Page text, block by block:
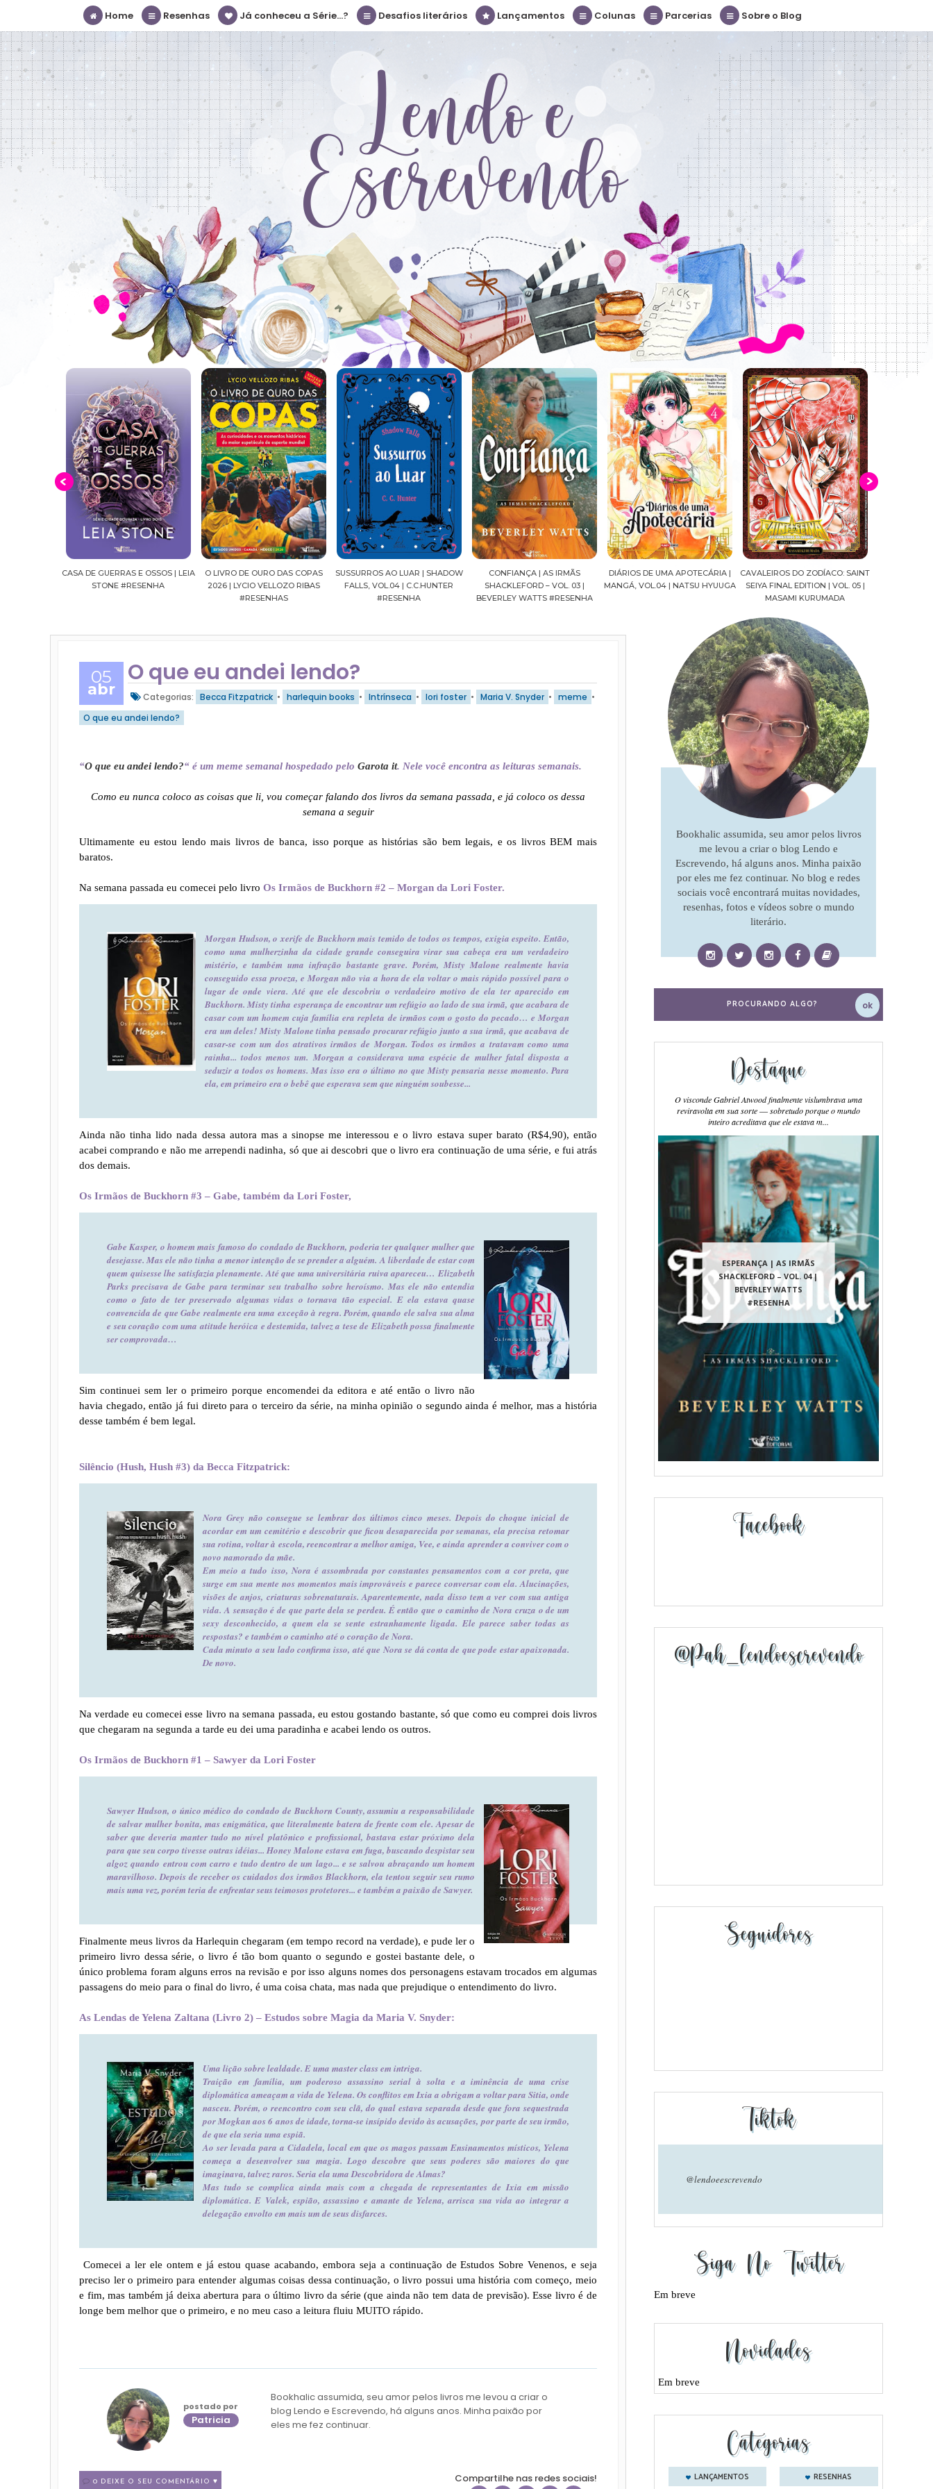
Home Resenhas Já conheceu a Série...? Desafios literários Lançamentos Colunas Parcerias Sobre o Blog
E OSSOS | LEIA
O LIVRO DE OURO DAS COPAS
2026 | LYCIO VELLOZO RIBAS
SUSSURROS AO LUAR | SHADOW
FALLS, VOL.04 | C.C.HUNTER
#RESENHA
CONFIANÇA | AS IRMÃS
SHACKLEFORD – VOL. 03 |
BEVERLEY WATTS #RESENHA
DIÁRIOS DE UMA APOTECÁRIA |
MANGÁ, VOL.04 | NATSU HYUUGA
CAVALEIROS DO ZODÍACO: SAINT
SEIYA FINAL EDITION | VOL. 05 |
CROWN OF WAR AND SHADOW |
J.R.WARD #RESENHA
05
abr
O que eu andei lendo?
Categorias: Becca Fitzpatrick • harlequin books • Intrínseca • lori foster • Maria V. Snyder • meme •
O que eu andei lendo?
“O que eu andei lendo?“ é um meme semanal hospedado pelo Garota it. Nele você encontra as leituras semanais.
Como eu nunca coloco as coisas que li, vou começar falando dos livros da semana passada, e já coloco os dessa
semana a seguir
Ultimamente eu estou lendo mais livros de banca, isso porque as histórias são bem legais, e os livros BEM mais
baratos.
Na semana passada eu comecei pelo livro Os Irmãos de Buckhorn #2 – Morgan da Lori Foster.
Morgan Hudson, o xerife de Buckhorn mais temido de todos os tempos, exigia espeito. Então,
como uma mulherzinha da cidade grande conseguira virar sua cabeça era um verdadeiro
mistério, e também uma infração bastante grave. Porém, Misty Malone realmente havia
conseguido essa proeza, e Morgan não via a hora de ela voltar o mais rápido possível para o
lugar de onde viera. Até que ele descobriu o verdadeiro motivo de ela ter aparecido em
Buckhorn. Misty tinha esperança de encontrar um refúgio ao lado de sua irmã, que acabara de
casar com um homem cuja família era repleta de irmãos com o gosto do pecado… e Morgan
era um deles! Misty Malone tinha pensado procurar refúgio junto a sua irmã, que acabava de
casar-se com um dos atrativos irmãos de Morgan. Todos os irmãos a tratavam como uma
rainha... todos menos um. Morgan a considerava uma espécie de mulher fatal disposta a
seduzir a todos os homens. Mas isso era o último no que Misty pensaria nesse momento. Para
ela, em primeiro era o bebê que esperava sem que ninguém soubesse...
Ainda não tinha lido nada dessa autora mas a sinopse me interessou e o livro estava super barato (R$4,90), então
acabei comprando e não me arrependi nadinha, só que ai descobri que o livro era continuação de uma série, e fui atrás
dos demais.
Os Irmãos de Buckhorn #3 – Gabe, também da Lori Foster,
Gabe Kasper, o homem mais famoso do condado de Buckhorn, poderia ter qualquer mulher que
desejasse. Mas ele não tinha a menor intenção de se prender a alguém. A liberdade de estar com
quem quisesse lhe satisfazia plenamente. Até que uma universitária ruiva apareceu… Elizabeth
Parks precisava de Gabe para terminar seu trabalho sobre heroísmo. Mas ele não entendia
como o fato de ter preservado algumas vidas o tornava tão especial. E ela estava quase
convencida de que Gabe realmente era uma exceção à regra. Porém, quando ele salva sua alma
e seu coração com uma atitude heróica e destemida, talvez a tese de Elizabeth possa finalmente
ser comprovada…
Sim continuei sem ler o primeiro porque encomendei da editora e até então o livro não
havia chegado, então já fui direto para o terceiro da série, na minha opinião o segundo ainda é melhor, mas a história
desse também é bem legal.
Silêncio (Hush, Hush #3) da Becca Fitzpatrick:
Nora Grey não consegue se lembrar dos últimos cinco meses. Depois do choque inicial de
acordar em um cemitério e descobrir que ficou desaparecida por semanas, ela precisa retomar
sua rotina, voltar à escola, reencontrar a melhor amiga, Vee, e ainda aprender a conviver com o
novo namorado da mãe.
Em meio a tudo isso, Nora é assombrada por constantes pensamentos com a cor preta, que
surge em sua mente nos momentos mais improváveis e parece conversar com ela. Alucinações,
visões de anjos, criaturas sobrenaturais. Aparentemente, nada disso tem a ver com sua antiga
vida. A sensação é de que parte dela se perdeu. É então que o caminho de Nora cruza o de um
sexy desconhecido, a quem ela se sente estranhamente ligada. Ele parece saber todas as
respostas? e também o caminho até o coração de Nora.
Cada minuto a seu lado confirma isso, até que Nora se dá conta de que pode estar apaixonada.
De novo.
Na verdade eu comecei esse livro na semana passada, eu estou gostando bastante, só que como eu comprei dois livros
que chegaram na segunda a tarde eu dei uma paradinha e acabei lendo os outros.
Os Irmãos de Buckhorn #1 – Sawyer da Lori Foster
Sawyer Hudson, o único médico do condado de Buckhorn County, assumiu a responsabilidade
de salvar mulher bonita, mas enigmática, que literalmente batera de frente com ele. Apesar de
saber que deveria manter tudo no nível platônico e profissional, bastava estar próximo dela
para que seu corpo tivesse outras idéias... Honey Malone estava em fuga, buscando despistar seu
algoz quando entrou com carro e tudo dentro de um lago... e se salvou abraçando um homem
maravilhoso. Depois de receber os cuidados dos irmãos Blackhorn, ela tentou seguir seu rumo
mais uma vez, porém teria de enfrentar seus teimosos protetores... e também a paixão de Sawyer.
Finalmente meus livros da Harlequin chegaram (em tempo record na verdade), e pude ler o
primeiro livro dessa série, o livro é tão bom quanto o segundo e gostei bastante dele, o
único problema foram alguns erros na revisão e por isso alguns nomes dos personagens estavam trocados em algumas
passagens do meio para o final do livro, é uma coisa chata, mas nada que prejudique o entendimento do livro.
As Lendas de Yelena Zaltana (Livro 2) – Estudos sobre Magia da Maria V. Snyder:
Uma lição sobre lealdade. E uma master class em intriga.
Traição em família, um poderoso assassino serial à solta e a iminência de uma crise
diplomática ameaçam a vida de Yelena. Os conflitos em Ixia a obrigam a voltar para Sitia, onde
nasceu. Porém, o reencontro com seu clã, do qual estava separada desde que fora sequestrada
por Mogkan aos 6 anos de idade, torna-se insípido devido às acusações, por parte de seu irmão,
de que ela seria uma espiã.
Ao ser levada para a Cidadela, local em que os magos passam Ensinamentos místicos, Yelena
começa a desenvolver sua magia. Logo descobre que seus poderes são maiores do que
imaginava, talvez raros. Seria ela uma Descobridora de Almas?
Mas tudo se complica ainda mais com a chegada de representantes de Ixia em missão
diplomática. E Valek, espião, assassino e amante de Yelena, arrisca sua vida ao integrar a
delegação envolto em mais um de seus disfarces.
Comecei a ler ele ontem e já estou quase acabando, embora seja a continuação de Estudos Sobre Venenos, e seja
preciso ler o primeiro para entender algumas coisas dessa continuação, o livro possui uma história com começo, meio
e fim, mas também já deixa abertura para o último livro da série (que ainda não tem data de previsão). Esse livro é de
longe bem melhor que o primeiro, e no meu caso a leitura fluiu MUITO rápido.
postado por
Patricia
Bookhalic assumida, seu amor pelos livros me levou a criar o
blog Lendo e Escrevendo, há alguns anos. Minha paixão por
eles me fez continuar.
0 DEIXE O SEU COMENTÁRIO ♥ Compartilhe nas redes sociais!
Bookhalic assumida, seu amor pelos livros
me levou a criar o blog Lendo e
Escrevendo, há alguns anos. Minha paixão
por eles me fez continuar. No blog e redes
sociais você encontrará muitas novidades,
resenhas, fotos e vídeos sobre o mundo
literário.
Destaque
ESPERANÇA | AS IRMÃS
SHACKLEFORD – VOL. 04 |
BEVERLEY WATTS
#RESENHA
O visconde Gabriel Atwood finalmente vislumbrava uma
reviravolta em sua sorte ― sobretudo porque o mundo
inteiro acreditava que ele estava m...
Facebook
@pah_lendoescrevendo
Seguidores
Tiktok
@lendoeescrevendo
Siga No Twitter
Em breve
Novidades
Em breve
Categorias
LANÇAMENTOS RESENHAS